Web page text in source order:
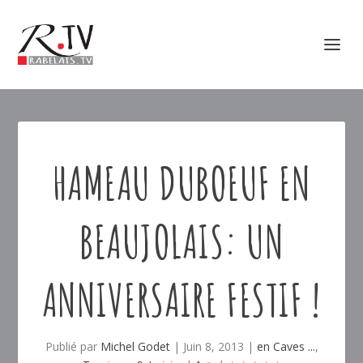
HAMEAU DUBOEUF EN
BEAUJOLAIS: UN
ANNIVERSAIRE FESTIF !
Publié par Michel Godet| Juin 8, 2013 | en Caves ...,